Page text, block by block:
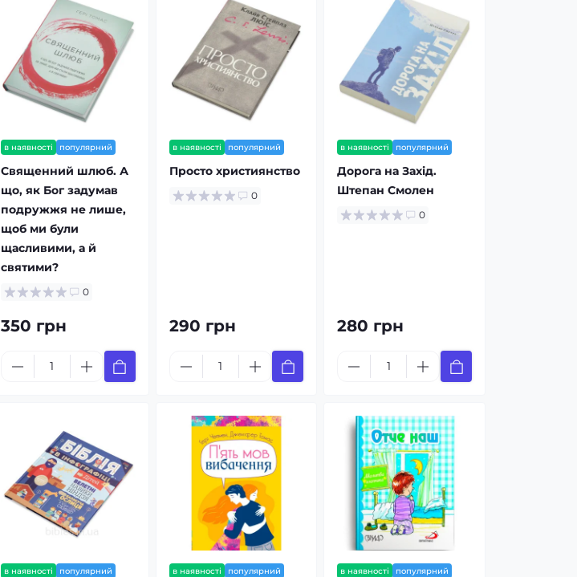
в наявності популярний
Священний шлюб. А
що, як Бог задумав
подружжя не лише,
щоб ми були
щасливими, а й
святими?
0
350 грн
в наявності популярний
Просто християнство
0
290 грн
в наявності популярний
Дорога на Захід.
Штепан Смолен
0
280 грн
в наявності популярний в наявності популярний в наявності популярний